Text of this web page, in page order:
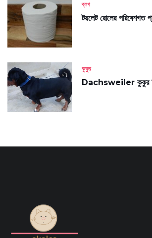
ব্লগ
টয়লেট রোলের পরিবেশগত
কুকুর
Dachsweiler কুকুর